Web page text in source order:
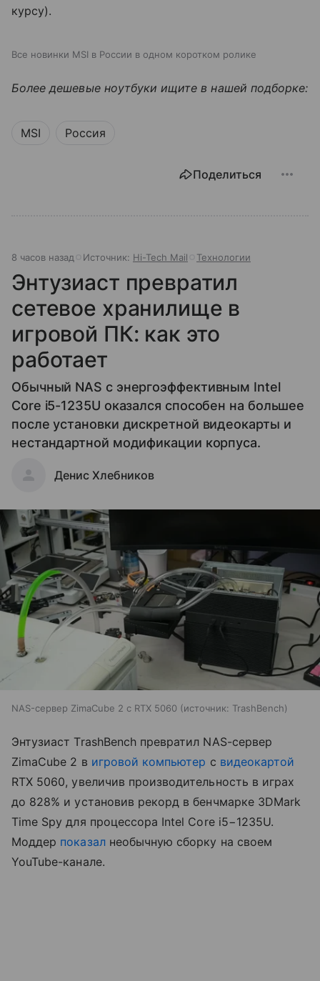
курсу).
Все новинки MSI в России в одном коротком ролике
Более дешевые ноутбуки ищите в нашей подборке:
MSI Россия
Поделиться
8 часов назад Источник: Hi-Tech Mail Технологии
Энтузиаст превратил
сетевое хранилище в
игровой ПК: как это
работает
Обычный NAS с энергоэффективным Intel
Core i5-1235U оказался способен на большее
после установки дискретной видеокарты и
нестандартной модификации корпуса.
Денис Хлебников
NAS-сервер ZimaCube 2 с RTX 5060 источник: TrashBench
Энтузиаст TrashBench превратил NAS-сервер
ZimaCube 2 в игровой компьютер с видеокартой
RTX 5060, увеличив производительность в играх
до 828% и установив рекорд в бенчмарке 3DMark
Time Spy для процессора Intel Core i5−1235U.
Моддер показалнеобычную сборку на своем
YouTube-канале.